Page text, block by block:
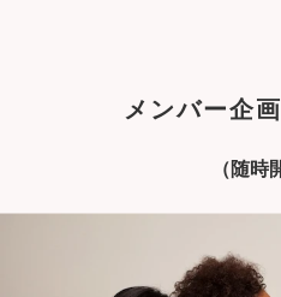
メンバー企
（随時